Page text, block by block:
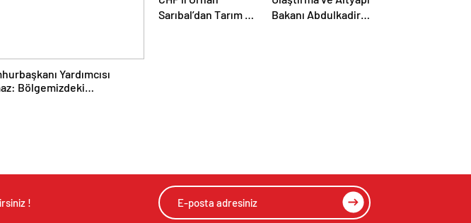
Yardımcısı
Bölgemizdeki
Sarıbal’dan Tarım ve
Bakanı Abdulkadir
!